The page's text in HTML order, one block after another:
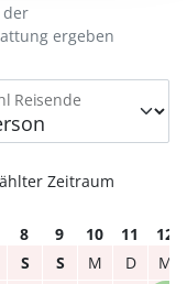
Reisende
der
ergeben
Zeitraum
8 9 10 11
12
S S M D
M